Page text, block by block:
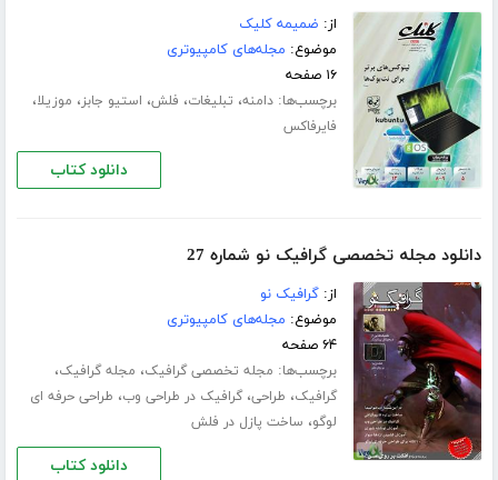
از: ضمیمه کلیک
موضوع: مجله‌های کامپیوتری
۱۶ صفحه
برچسب‌ها:دامنه، تبلیغات، فلش، استیو جابز، موزیلا،
فایرفاکس
دانلود کتاب
دانلود مجله تخصصی گرافیک نو شماره 27
از:گرافیک نو
موضوع: مجله‌های کامپیوتری
۶۴ صفحه
برچسب‌ها: مجله تخصصی گرافیک، مجله گرافیک،
گرافیک، طراحی،گرافیک در طراحی وب، طراحی حرفه ای
لوگو، ساخت پازل در فلش
دانلود کتاب